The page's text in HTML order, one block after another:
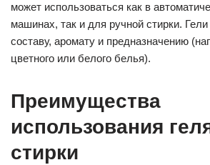
может использоваться как в
машинах, так и для ручной стирки.
составу, аромату и предназначению
цветного или белого белья).
Преимущества
использования
стирки